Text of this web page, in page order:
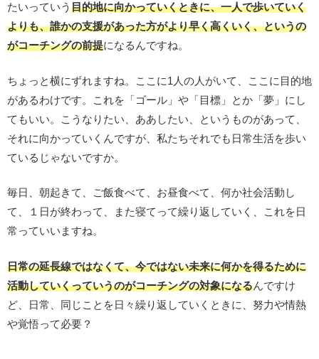
たいっていう 目的地に向かっていくときに、一人で歩いていく
よりも、誰かの支援があった方がより早く高くいく、というの
がコーチングの前提になるんですね。
ちょっと横にずれますね。ここに1人の人がいて、ここに目的地
があるわけです。これを「ゴール」や「目標」とか「夢」にし
てもいい。こうなりたい、ああしたい、というものがあって、
それに向かっていくんですが、私たちそれでも日常生活を歩い
ているじゃないですか。
毎日、朝起きて、ご飯食べて、お昼食べて、何か社会活動し
て、１日が終わって、また寝てって繰り返していく、これを日
常っていいますね。
日常の延長線ではなくて、今ではない未来に何かを得るために
活動していくっていうのがコーチングの対象になるんですけ
ど、日常、同じことを日々繰り返していくときに、努力や情熱
や覚悟って必要？